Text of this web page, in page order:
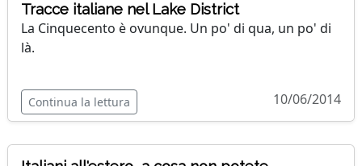
Tracce italiane nel Lake District
La Cinquecento è ovunque. Un po' di qua, un po' di
là.
Continua la lettura 10/06/2014